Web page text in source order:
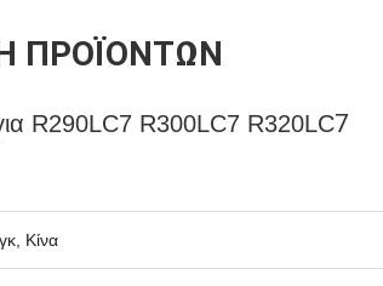
ΠΡΟΪΌΝΤΩΝ
R290LC7 R300LC7 R320LC7
Κίνα